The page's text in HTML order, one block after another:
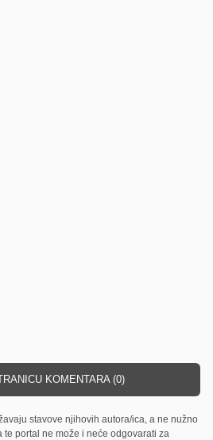
KOMENTARA (0)
stavove njihovih autora/ica, a ne nužno
te portal ne može i neće odgovarati za